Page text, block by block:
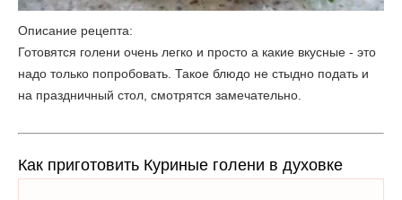
Описание рецепта:
Готовятся голени очень легко и просто а какие вкусные - это
надо только попробовать. Такое блюдо не стыдно подать и
на праздничный стол, смотрятся замечательно.
Как приготовить Куриные голени в духовке